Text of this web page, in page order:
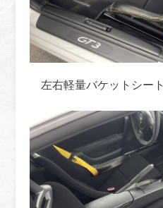
左右軽量バケットシート